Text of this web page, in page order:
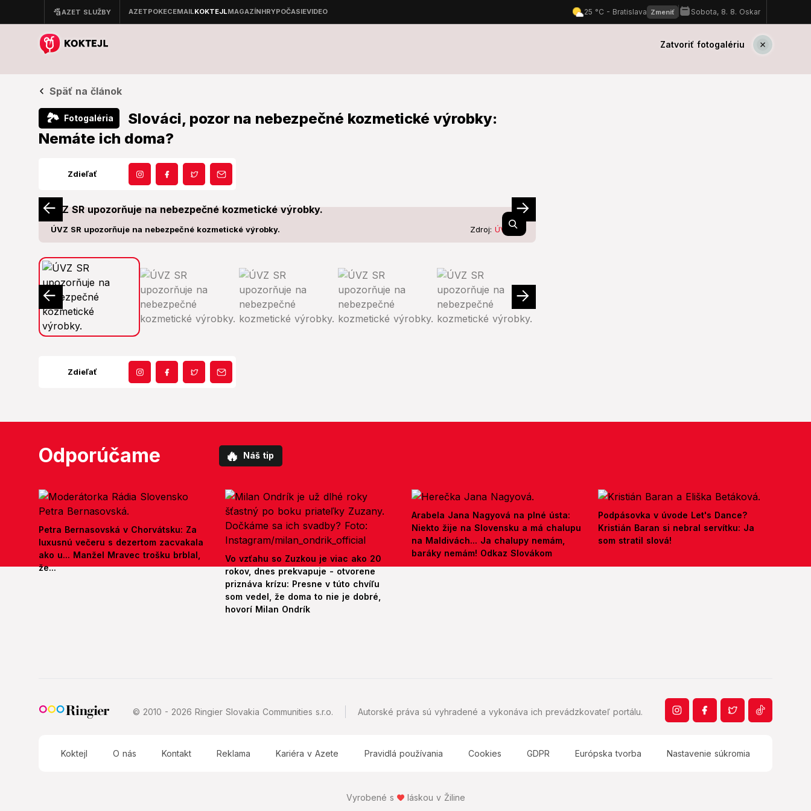
Zatvoriť fotogalériu
Späť na článok
🏞 Fotogaléria
Slováci, pozor na nebezpečné kozmetické výrobky:
Nemáte ich doma?
Zdieľať
ÚVZ SR upozorňuje na nebezpečné kozmetické výrobky. Zdroj: ÚVZ SR
Zdieľať
Odporúčame 🔥 Náš tip
Petra Bernasovská v Chorvátsku: Za
luxusnú večeru s dezertom zacvakala
ako u... Manžel Mravec trošku brblal,
že...
Vo vzťahu so Zuzkou je viac ako 20
rokov, dnes prekvapuje - otvorene
priznáva krízu: Presne v túto chvíľu
som vedel, že doma to nie je dobré,
hovorí Milan Ondrík
Arabela Jana Nagyová na plné ústa:
Niekto žije na Slovensku a má chalupu
na Maldivách... Ja chalupy nemám,
baráky nemám! Odkaz Slovákom
Podpásovka v úvode Let's Dance?
Kristián Baran si nebral servítku: Ja
som stratil slová!
© 2010 - 2026 Ringier Slovakia Communities s.r.o. Autorské práva sú vyhradené a vykonáva ich prevádzkovateľ portálu.
Koktejl O nás Kontakt Reklama Kariéra v Azete Pravidlá používania Cookies GDPR Európska tvorba Nastavenie súkromia
Vyrobené s láskou v Žiline